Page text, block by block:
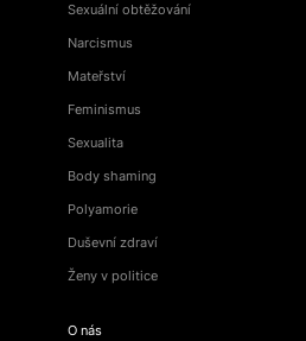
Sexuální obtěžování
Narcismus
Mateřství
Feminismus
Sexualita
Body shaming
Polyamorie
Duševní zdraví
Ženy v politice
O nás